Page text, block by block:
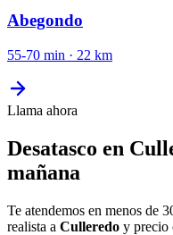
Abegondo
55-70 min · 22 km
Llama ahora
Desatasco en
mañana
Te atendemos en menos de
realista a Culleredo y precio